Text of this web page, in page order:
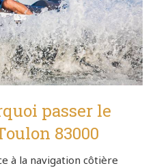
passer le
83000
à la navigation côtière